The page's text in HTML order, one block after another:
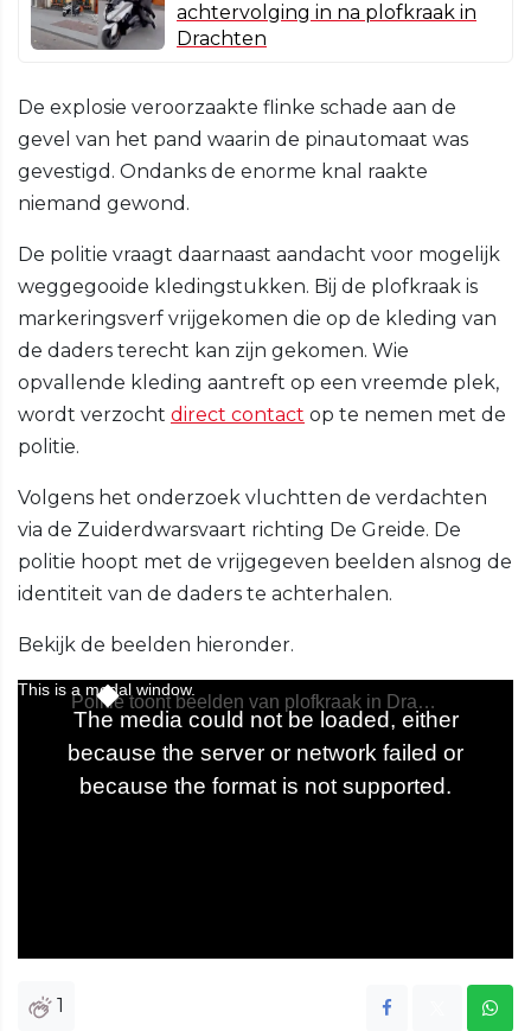
achtervolging in na plofkraak in
Drachten
De explosie veroorzaakte flinke schade aan de
gevel van het pand waarin de pinautomaat was
gevestigd. Ondanks de enorme knal raakte
niemand gewond.
De politie vraagt daarnaast aandacht voor mogelijk
weggegooide kledingstukken. Bij de plofkraak is
markeringsverf vrijgekomen die op de kleding van
de daders terecht kan zijn gekomen. Wie
opvallende kleding aantreft op een vreemde plek,
wordt verzocht direct contact op te nemen met de
politie.
Volgens het onderzoek vluchtten de verdachten
via de Zuiderdwarsvaart richting De Greide. De
politie hoopt met de vrijgegeven beelden alsnog de
identiteit van de daders te achterhalen.
Bekijk de beelden hieronder.
1